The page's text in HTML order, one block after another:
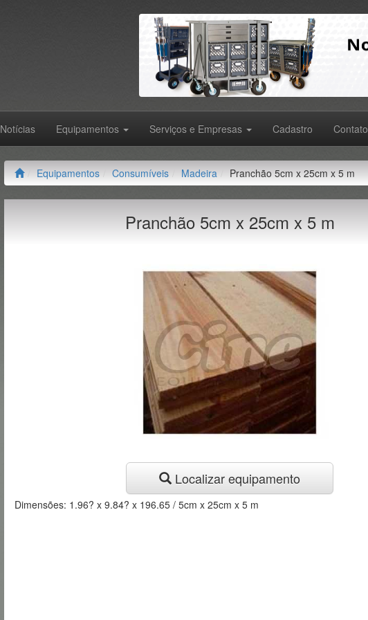
Notícias Equipamentos Serviços e Empresas Cadastro Contato
Equipamentos Consumíveis Madeira Pranchão 5cm x 25cm x 5 m
Pranchão 5cm x 25cm x 5 m
Localizar equipamento
Dimensões: 1.96? x 9.84? x 196.65 / 5cm x 25cm x 5 m